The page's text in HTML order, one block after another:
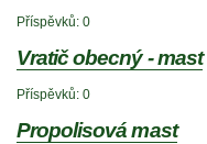
Příspěvků: 0
Vratič obecný - mast
Příspěvků: 0
Propolisová mast